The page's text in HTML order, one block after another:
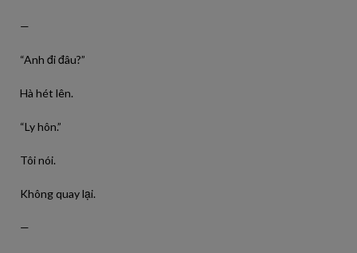
—
“Anh đi đâu?”
Hà hét lên.
“Ly hôn.”
Tôi nói.
Không quay lại.
—